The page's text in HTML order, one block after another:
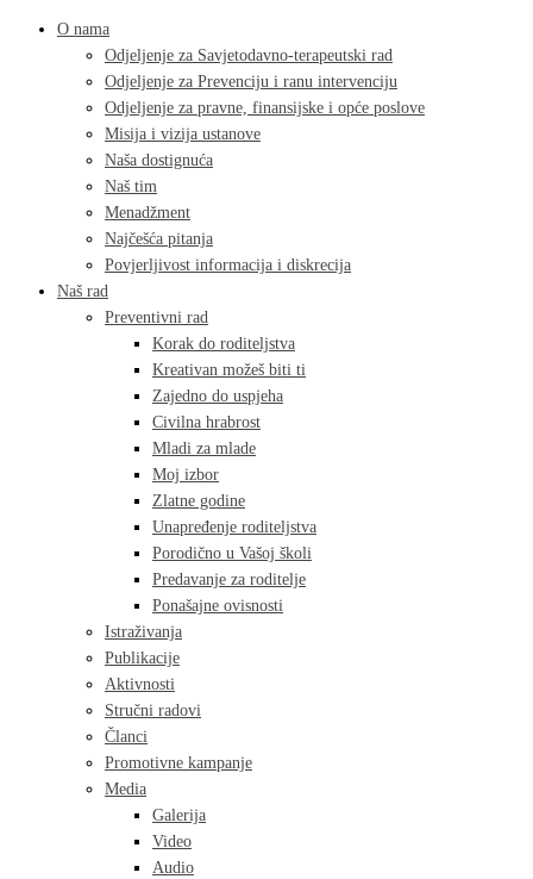
O nama
Odjeljenje za Savjetodavno-terapeutski rad
Odjeljenje za Prevenciju i ranu intervenciju
Odjeljenje za pravne, finansijske i opće poslove
Misija i vizija ustanove
Naša dostignuća
Naš tim
Menadžment
Najčešća pitanja
Povjerljivost informacija i diskrecija
Naš rad
Preventivni rad
Korak do roditeljstva
Kreativan možeš biti ti
Zajedno do uspjeha
Civilna hrabrost
Mladi za mlade
Moj izbor
Zlatne godine
Unapređenje roditeljstva
Porodično u Vašoj školi
Predavanje za roditelje
Ponašajne ovisnosti
Istraživanja
Publikacije
Aktivnosti
Stručni radovi
Članci
Promotivne kampanje
Media
Galerija
Video
Audio